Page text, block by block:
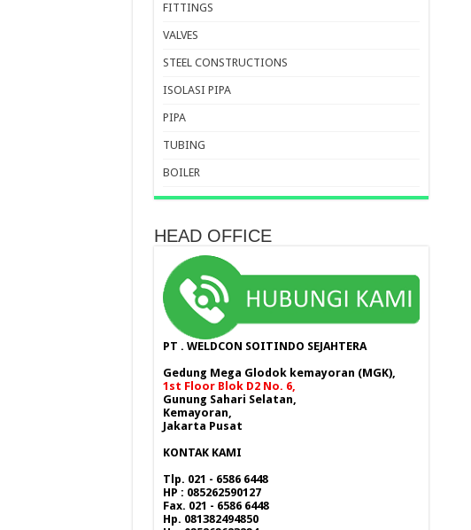
FITTINGS
VALVES
STEEL CONSTRUCTIONS
ISOLASI PIPA
PIPA
TUBING
BOILER
HEAD OFFICE
PT . WELDCON SOITINDO SEJAHTERA
Gedung Mega Glodok kemayoran (MGK),
1st Floor Blok D2 No. 6,
Gunung Sahari Selatan,
Kemayoran,
Jakarta Pusat
KONTAK KAMI
Tlp. 021 - 6586 6448
HP : 085262590127
Fax. 021 - 6586 6448
Hp. 081382494850